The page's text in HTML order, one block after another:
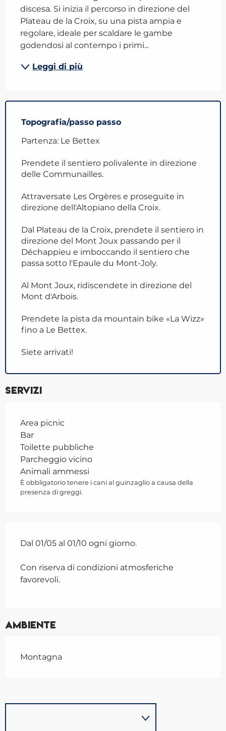
discesa. Si inizia il percorso in direzione del
Plateau de la Croix, su una pista ampia e
regolare, ideale per scaldare le gambe
godendosi al contempo i primi...
Leggi di più
Topografia/passo passo
Partenza: Le Bettex
Prendete il sentiero polivalente in direzione
delle Communailles.
Attraversate Les Orgères e proseguite in
direzione dell'Altopiano della Croix.
Dal Plateau de la Croix, prendete il sentiero in
direzione del Mont Joux passando per il
Déchappieu e imboccando il sentiero che
passa sotto l'Epaule du Mont-Joly.
Al Mont Joux, ridiscendete in direzione del
Mont d'Arbois.
Prendete la pista da mountain bike «La Wizz»
fino a Le Bettex.
Siete arrivati!
Servizi
Area picnic
Bar
Toilette pubbliche
Parcheggio vicino
Animali ammessi
È obbligatorio tenere i cani al guinzaglio a causa della
presenza di greggi.
Dal 01/05 al 01/10 ogni giorno.
Con riserva di condizioni atmosferiche
favorevoli.
Ambiente
Montagna